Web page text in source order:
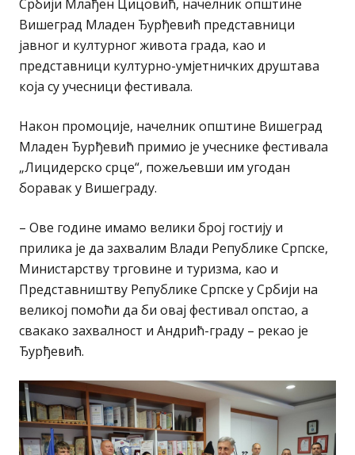
Србији Млађен Цицовић, начелник општине
Вишеград Младен Ђурђевић представници
јавног и културног живота града, као и
представници културно-умјетничких друштава
која су учесници фестивала.
Након промоције, начелник општине Вишеград
Младен Ђурђевић примио је учеснике фестивала
„Лицидерско срце“, пожељевши им угодан
боравак у Вишеграду.
– Ове године имамо велики број гостију и
прилика је да захвалим Влади Републике Српске,
Министарству трговине и туризма, као и
Представништву Републике Српске у Србији на
великој помоћи да би овај фестивал опстао, а
свакако захвалност и Андрић-граду – рекао је
Ђурђевић.